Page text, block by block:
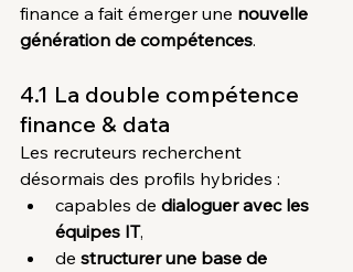
finance a fait émerger une nouvelle
génération de compétences.
4.1 La double compétence
finance & data
Les recruteurs recherchent
désormais des profils hybrides :
capables de dialoguer avec les
équipes IT,
de structurer une base de